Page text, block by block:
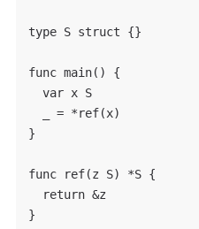
type S struct {}
func main() {
  var x S
  _ = *ref(x)
}
func ref(z S) *S {
  return &z